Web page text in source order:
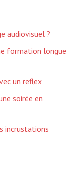
audiovisuel ?
formation longue
un reflex
soirée en
incrustations